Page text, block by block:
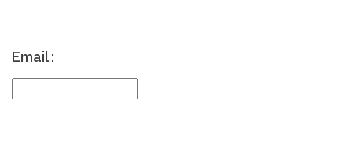
Email :